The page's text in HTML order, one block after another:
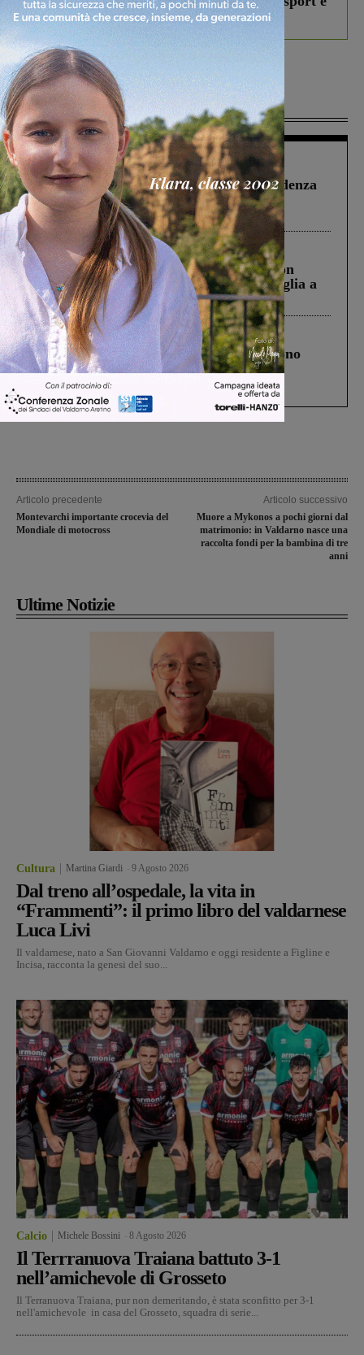
debutta il podcast Estrair
Più lette
Figline Incisa Valdarno 1 Agosto 2026
Piscina di Figline finanziata oltre la scadenza
Pnrr, il gruppo di Fratelli d’Italia: “Un
ringraziamento al Governo”
Cronaca 3 Agosto 2026
Scomparso da una struttura di Castiglion
Fiorentino l’uomo che aveva ucciso la figlia a
Levane nel 2020
Cronaca 4 Agosto 2026
Un anno fa la strage in A1 in cui morirono
Gianni, Giulia e Franco. Lo schianto, il
processo, lo stop ai sorpassi fra tir....
Articolo precedente
Montevarchi importante crocevia del
Mondiale di motocross
Articolo successivo
Muore a Mykonos a pochi giorni dal
matrimonio: in Valdarno nasce una
raccolta fondi per la bambina di tre
anni
Ultime Notizie
Cultura Martina Giardi 9 Agosto 2026
Dal treno all’ospedale, la vita in
“Frammenti”: il primo libro del valdarnese
Luca Livi
Il valdarnese, nato a San Giovanni Valdarno e oggi residente a Figline e
Incisa, racconta la genesi del suo...
Calcio Michele Bossini 8 Agosto 2026
Il Terrranuova Traiana battuto 3-1
nell’amichevole di Grosseto
Il Terranuova Traiana, pur non demeritando, è stata sconfitto per 3-1
nell'amichevole in casa del Grosseto, squadra di serie...